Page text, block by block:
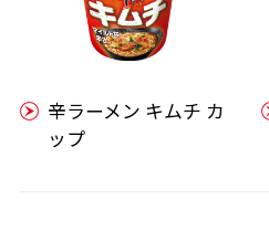
辛ラーメン キムチ カ
ップ